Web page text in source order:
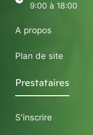
9:00 à 18:00
A propos
Plan de site
Prestataires
S'inscrire